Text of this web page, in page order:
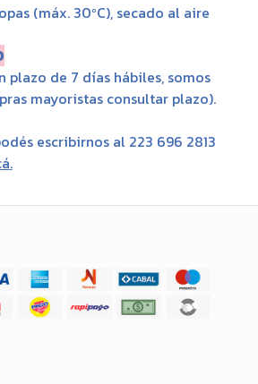
(máx. 30ºC), secado al aire
plazo de 7 días hábiles, somos
mayoristas consultar plazo).
escribirnos al 223 696 2813
.